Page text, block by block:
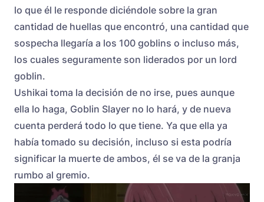
lo que él le responde diciéndole sobre la gran
cantidad de huellas que encontró, una cantidad que
sospecha llegaría a los 100 goblins o incluso más,
los cuales seguramente son liderados por un lord
goblin.
Ushikai toma la decisión de no irse, pues aunque
ella lo haga, Goblin Slayer no lo hará, y de nueva
cuenta perderá todo lo que tiene. Ya que ella ya
había tomado su decisión, incluso si esta podría
significar la muerte de ambos, él se va de la granja
rumbo al gremio.